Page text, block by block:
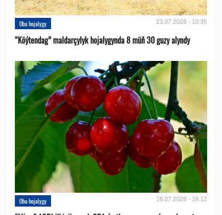
Oba hojalygy 23.07.2026 - 10:35
“Köýtendag” maldarçylyk hojalygynda 8 müň 30 guzy alyndy
Oba hojalygy 16.07.2026 - 16:12